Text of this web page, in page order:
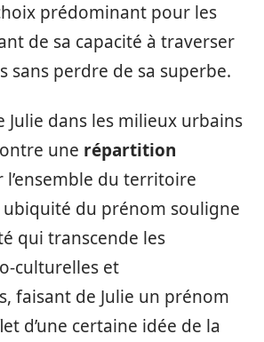
prédominant pour les
de sa capacité à traverser
sans perdre de sa superbe.
Julie dans les milieux urbains
une répartition
l’ensemble du territoire
ubiquité du prénom souligne
qui transcende les
culturelles et
faisant de Julie un prénom
d’une certaine idée de la